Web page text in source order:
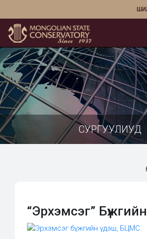
СУРГУУЛИУД
“Эрхэмсэг”